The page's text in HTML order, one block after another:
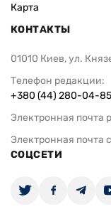
Карта
КОНТАКТЫ
01010 Киев, ул.
Телефон редакции:
+380 (44) 280-04-85
Электронная почта
Электронная почта
СОЦСЕТИ